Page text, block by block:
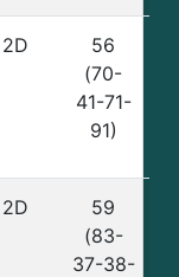
2D
56
(70-
41-71-
91)
2D
59
(83-
37-38-